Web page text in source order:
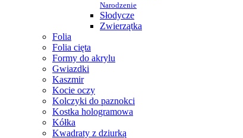
Narodzenie
Słodycze
Zwierzątka
Folia
Folia cięta
Formy do akrylu
Gwiazdki
Kaszmir
Kocie oczy
Kolczyki do paznokci
Kostka hologramowa
Kółka
Kwadraty z dziurką